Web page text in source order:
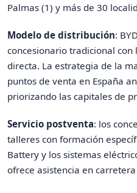
Palmas (1) y más de 30
Modelo de distribución:
concesionario tradicional con
directa. La estrategia de la
puntos de venta en España
priorizando las capitales de
Servicio postventa: los
talleres con formación
Battery y los sistemas
ofrece asistencia en